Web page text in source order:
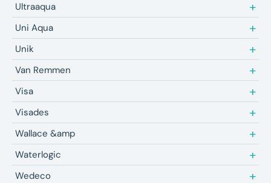
Ultraaqua
Uni Aqua
Unik
Van Remmen
Visa
Visades
Wallace &amp
Waterlogic
Wedeco